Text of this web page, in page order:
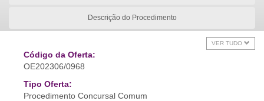
Descrição do Procedimento
VER TUDO
Código da Oferta:
OE202306/0968
Tipo Oferta:
Procedimento Concursal Comum